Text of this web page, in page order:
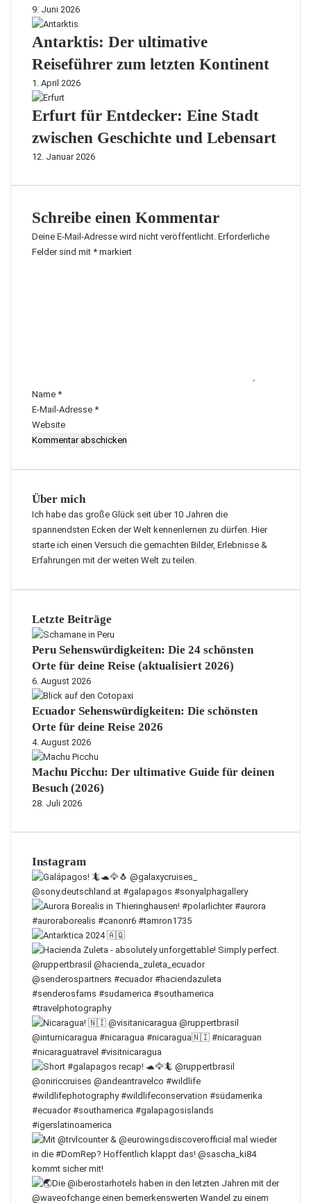
9. Juni 2026
Antarktis: Der ultimative
Reiseführer zum letzten Kontinent
1. April 2026
Erfurt für Entdecker: Eine Stadt
zwischen Geschichte und Lebensart
12. Januar 2026
Schreibe einen Kommentar
Deine E-Mail-Adresse wird nicht veröffentlicht. Erforderliche
Felder sind mit * markiert
r
*
Name *
E-Mail-Adresse *
Website
Über mich
Ich habe das große Glück seit über 10 Jahren die
spannendsten Ecken der Welt kennenlernen zu dürfen. Hier
starte ich einen Versuch die gemachten Bilder, Erlebnisse &
Erfahrungen mit der weiten Welt zu teilen.
Letzte Beiträge
Peru Sehenswürdigkeiten: Die 24 schönsten
Orte für deine Reise (aktualisiert 2026)
6. August 2026
Ecuador Sehenswürdigkeiten: Die schönsten
Orte für deine Reise 2026
4. August 2026
Machu Picchu: Der ultimative Guide für deinen
Besuch (2026)
28. Juli 2026
Instagram